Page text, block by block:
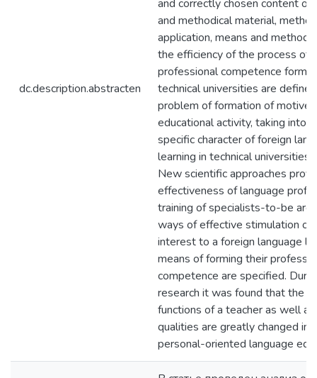
dc.description.abstracten
and correctly chosen content of
and methodical material,
application, means and
the efficiency of the process of
professional competence
technical universities are
problem of formation of
educational activity, taking into
specific character of foreign
learning in technical universities
New scientific approaches
effectiveness of language
training of specialists-to-be are
ways of effective stimulation of
interest to a foreign language
means of forming their
competence are specified.
research it was found that the
functions of a teacher as well
qualities are greatly changed in
personal-oriented language